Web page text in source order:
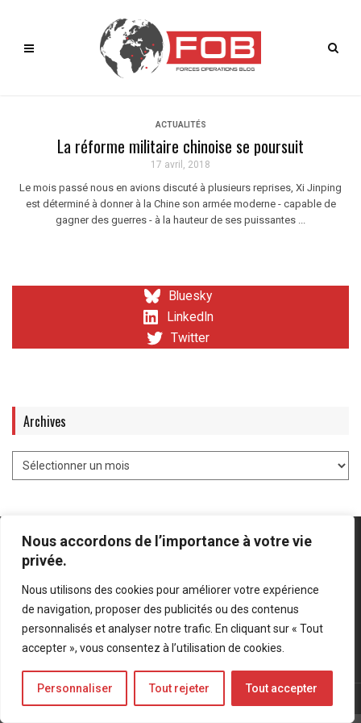
Nous accordons de l’importance à votre vie
privée.
Nous utilisons des cookies pour améliorer votre expérience
de navigation, proposer des publicités ou des contenus
personnalisés et analyser notre trafic. En cliquant sur « Tout
accepter », vous consentez à l’utilisation de cookies.
Personnaliser Tout rejeter Tout accepter
ACTUALITÉS
La réforme militaire chinoise se poursuit
17 avril, 2018
Le mois passé nous en avions discuté à plusieurs reprises, Xi Jinping
est déterminé à donner à la Chine son armée moderne - capable de
gagner des guerres - à la hauteur de ses puissantes ...
Bluesky
LinkedIn
Twitter
Archives
Mentions légales-Politique de confidentialité
Bluesky
LinkedIn
Twitter
© Forces Operations Blog - 2022